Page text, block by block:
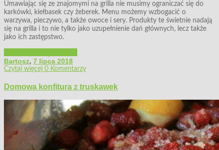
Umawiając się ze znajomymi na grilla nie musimy ograniczać się do
karkówki, kiełbasek czy żeberek. Menu możemy wzbogacić o
warzywa, pieczywo, a także owoce i sery. Produkty te świetnie nadają
się na grilla i to nie tylko jako uzupełnienie dań głównych, lecz także
jako ich zastępstwo.
Bartosz, 7 lipca 2018
Czytaj więcej 0 Komentarzy
Domowa konfitura z truskawek